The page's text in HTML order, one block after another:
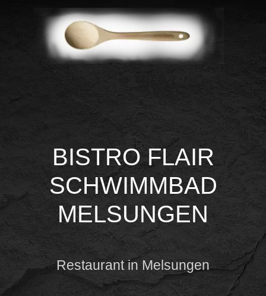
BISTRO FLAIR
SCHWIMMBAD
MELSUNGEN
Restaurant in Melsungen